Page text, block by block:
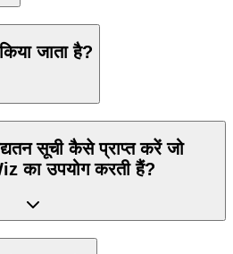
जाता है?
सूची कैसे प्राप्त करें जो
का उपयोग करती हैं?